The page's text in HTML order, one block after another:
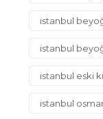
istanbul
istanbul
istanbul eski
istanbul